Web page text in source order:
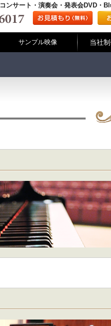
コンサート・演奏会・発表会DVD・
サンプル映像 当社